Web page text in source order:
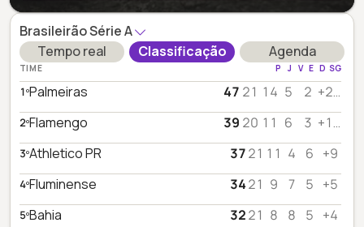
Brasileirão Série A
Tempo real
Classificação Agenda
TIME P J V E D SG
1ºPalmeiras 47 21 14 5 2 +22
2ºFlamengo 39 20 11 6 3 +19
3ºAthletico PR 3721 11 4 6 +9
4ºFluminense 3421 9 7 5 +5
5ºBahia 3221 8 8 5 +4